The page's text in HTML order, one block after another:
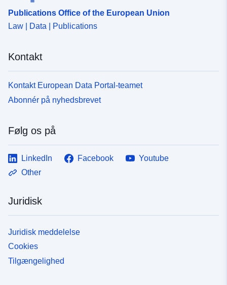
Publications Office of the European Union
Law | Data | Publications
Kontakt
Kontakt European Data Portal-teamet
Abonnér på nyhedsbrevet
Følg os på
LinkedIn Facebook
Youtube
Other
Juridisk
Juridisk meddelelse
Cookies
Tilgængelighed